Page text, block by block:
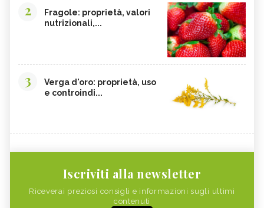
2
Fragole: proprietà, valori
nutrizionali,...
3
Verga d'oro: proprietà, uso
e controindi...
Iscriviti alla newsletter
Riceverai preziosi consigli e informazioni sugli ultimi
contenuti